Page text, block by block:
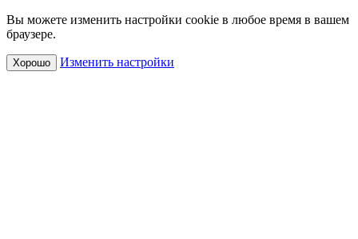
Вы можете изменить настройки cookie в любое время в вашем
браузере.
Хорошо Изменить настройки